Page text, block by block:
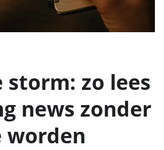
storm: zo lees
news zonder
worden